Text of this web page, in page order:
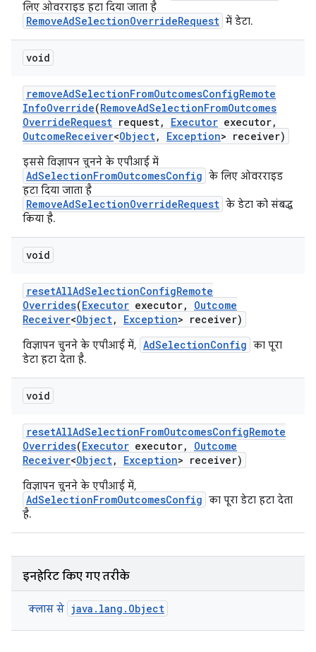
लिए ओवरराइड हटा दिया जाता है
RemoveAdSelectionOverrideRequest में डेटा.
void
removeAdSelectionFromOutcomesConfigRemote
InfoOverride(RemoveAdSelectionFromOutcomes
OverrideRequest request, Executor executor,
OutcomeReceiver<Object, Exception> receiver)
इससे विज्ञापन चुनने के एपीआई में
AdSelectionFromOutcomesConfig के लिए ओवरराइड
हटा दिया जाता है
RemoveAdSelectionOverrideRequest के डेटा को संबद्ध
किया है.
void
resetAllAdSelectionConfigRemote
Overrides(Executor executor,
Outcome
Receiver<Object, Exception> receiver)
विज्ञापन चुनने के एपीआई में, AdSelectionConfig का पूरा
डेटा हटा देता है.
void
resetAllAdSelectionFromOutcomesConfigRemote
Overrides(Executor executor,
Outcome
Receiver<Object, Exception> receiver)
विज्ञापन चुनने के एपीआई में,
AdSelectionFromOutcomesConfig का पूरा डेटा हटा देता
है.
इनहेरिट किए गए तरीके
क्लास से java.lang.Object